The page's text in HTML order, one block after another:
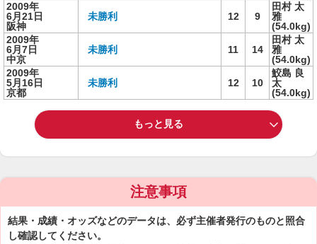
2009年
6月21日
阪神
未勝利 12 9
田村 太
雅
(54.0kg)
2009年
6月7日
中京
未勝利 11 14
田村 太
雅
(54.0kg)
2009年
5月16日
京都
未勝利 12 10
鮫島 良
太
(54.0kg)
もっと見る
注意事項
結果・成績・オッズなどのデータは、必ず主催者発行のものと照合
し確認してください。